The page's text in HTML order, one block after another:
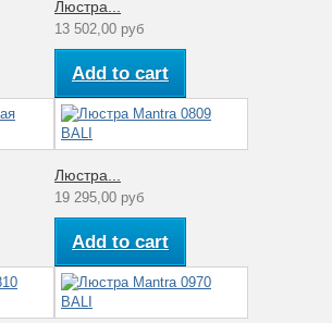
Люстра...
13 502,00 руб
Add to cart
Люстра...
19 295,00 руб
Add to cart